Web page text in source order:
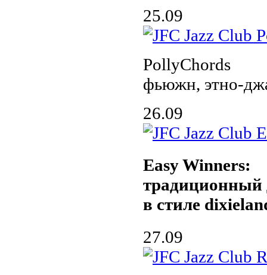
25.09
PollyChords
фьюжн, этно-
26.09
Easy Winners:
традиционный
в стиле
27.09